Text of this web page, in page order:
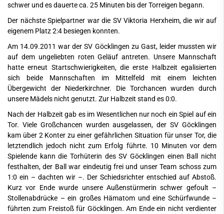
schwer und es dauerte ca. 25 Minuten bis der Torreigen begann.
Der nächste Spielpartner war die SV Viktoria Herxheim, die wir auf
eigenem Platz 2:4 besiegen konnten.
Am 14.09.2011 war der SV Göcklingen zu Gast, leider mussten wir
auf dem ungeliebten roten Geläuf antreten. Unsere Mannschaft
hatte erneut Startschwierigkeiten, die erste Halbzeit egalisierten
sich beide Mannschaften im Mittelfeld mit einem leichten
Übergewicht der Niederkirchner. Die Torchancen wurden durch
unsere Mädels nicht genutzt. Zur Halbzeit stand es 0:0.
Nach der Halbzeit gab es im Wesentlichen nur noch ein Spiel auf ein
Tor. Viele Großchancen wurden ausgelassen, der SV Göcklingen
kam über 2 Konter zu einer gefährlichen Situation für unser Tor, die
letztendlich jedoch nicht zum Erfolg führte. 10 Minuten vor dem
Spielende kann die Torhüterin des SV Göcklingen einen Ball nicht
festhalten, der Ball war eindeutig frei und unser Team schoss zum
1:0 ein – dachten wir –. Der Schiedsrichter entschied auf Abstoß.
Kurz vor Ende wurde unsere Außenstürmerin schwer gefoult –
Stollenabdrücke – ein großes Hämatom und eine Schürfwunde –
führten zum Freistoß für Göcklingen. Am Ende ein nicht verdienter